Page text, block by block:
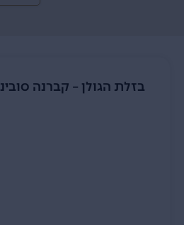
בזלת הגולן – קברנה סוביניון